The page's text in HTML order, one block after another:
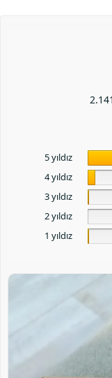
5 yıldız
4 yıldız
3 yıldız
2 yıldız
1 yıldız